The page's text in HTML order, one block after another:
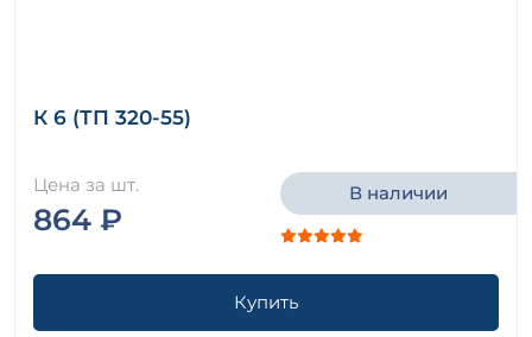
К 6 (ТП 320-55)
Цена за шт.
864 ₽
В наличии
Купить